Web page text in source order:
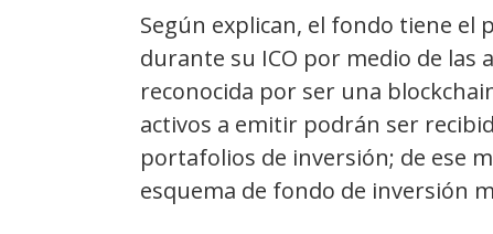
Según explican, el fondo tiene
durante su ICO por medio de las
reconocida por ser una
activos a emitir podrán ser
portafolios de inversión; de ese
esquema de fondo de inversión